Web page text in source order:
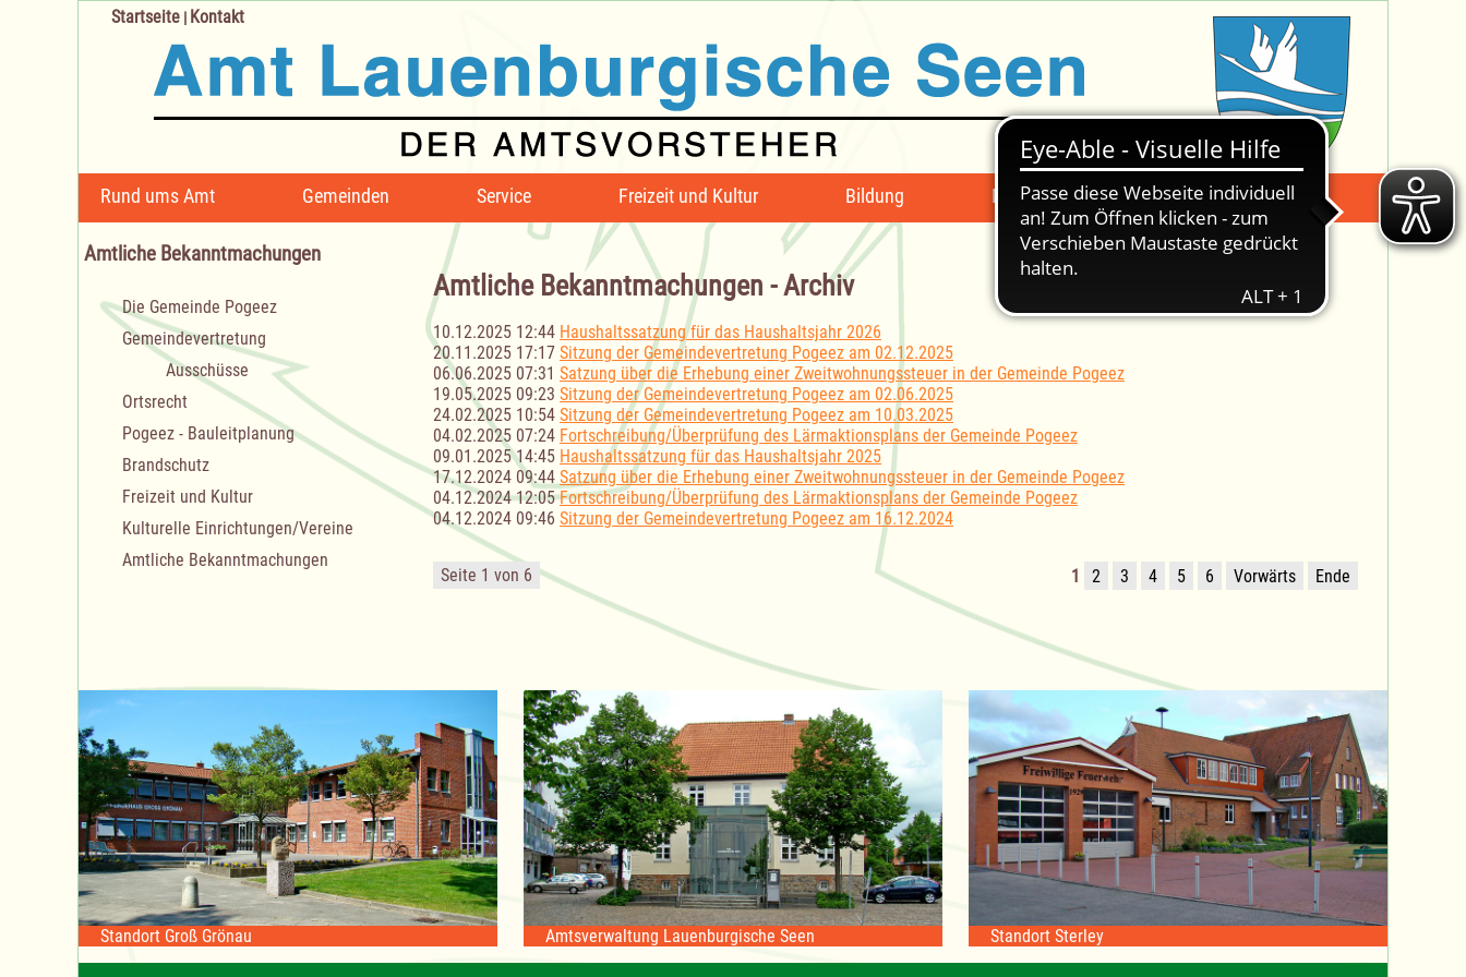
Navigation
überspringen
Rund ums Amt Gemeinden Service Freizeit und Kultur Bildung Mängelmeldung Suche -
Startseite | Kontakt
Amtliche Bekanntmachungen - Archiv
10.12.2025 12:44 Haushaltssatzung für das Haushaltsjahr 2026
20.11.2025 17:17 Sitzung der Gemeindevertretung Pogeez am 02.12.2025
06.06.2025 07:31 Satzung über die Erhebung einer Zweitwohnungssteuer in der Gemeinde Pogeez
19.05.2025 09:23 Sitzung der Gemeindevertretung Pogeez am 02.06.2025
24.02.2025 10:54 Sitzung der Gemeindevertretung Pogeez am 10.03.2025
04.02.2025 07:24 Fortschreibung/Überprüfung des Lärmaktionsplans der Gemeinde Pogeez
09.01.2025 14:45 Haushaltssatzung für das Haushaltsjahr 2025
17.12.2024 09:44 Satzung über die Erhebung einer Zweitwohnungssteuer in der Gemeinde Pogeez
04.12.2024 12:05 Fortschreibung/Überprüfung des Lärmaktionsplans der Gemeinde Pogeez
04.12.2024 09:46 Sitzung der Gemeindevertretung Pogeez am 16.12.2024
Seite 1 von 6 1 2 3 4 5 6 Vorwärts Ende
Amtliche Bekanntmachungen
Navigation
überspringen
Die Gemeinde Pogeez
Gemeindevertretung
Ausschüsse
Ortsrecht
Pogeez - Bauleitplanung
Brandschutz
Freizeit und Kultur
Kulturelle Einrichtungen/Vereine
Amtliche Bekanntmachungen
Standort Groß Grönau Amtsverwaltung Lauenburgische Seen Standort Sterley